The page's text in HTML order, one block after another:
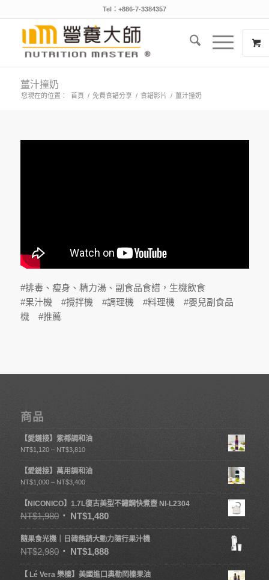
Tel：+886-7-3384357
薑汁撞奶
您現在的位置： 首頁 / 免費食譜分享 / 食譜影片 / 薑汁撞奶
#排毒、瘦身、精力湯、副食品食譜，生機飲食
#果汁機 #攪拌機 #調理機 #料理機 #嬰兒副食品
機 #推薦
商品
【愛鏈接】紫椰調和油
NT$1,120 – NT$3,810
【愛鏈接】萬用調和油
NT$1,000 – NT$3,400
【NICONICO】1.7L復古美型不鏽鋼快煮壺 NI-L2304
NT$1,980 NT$1,480
隨果食光機｜日韓熱銷大動力隨行果汁機
NT$2,980 NT$1,888
【 Lé Vera 樂榛】美國進口奧勒岡榛果油